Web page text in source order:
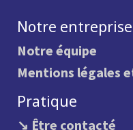
Notre entreprise
Notre équipe
Mentions légales
Pratique
↘ Être contacté